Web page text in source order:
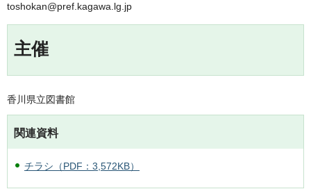
toshokan@pref.kagawa.lg.jp
主催
香川県立図書館
関連資料
チラシ（PDF：3,572KB）